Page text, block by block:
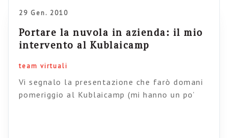
29 Gen. 2010
Portare la nuvola in azienda: il mio
intervento al Kublaicamp
team virtuali
Vi segnalo la presentazione che farò domani
pomeriggio al Kublaicamp (mi hanno un po’